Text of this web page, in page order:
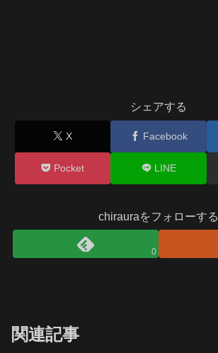
シェアする
X Facebook
Pocket LINE
chirauraをフォローする
0
関連記事